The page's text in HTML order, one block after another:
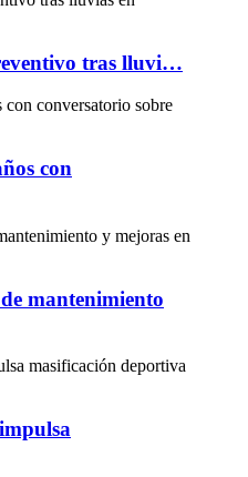
tras lluvi…
con
mantenimiento